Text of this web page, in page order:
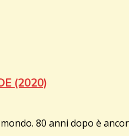
(2020)
80 anni dopo è